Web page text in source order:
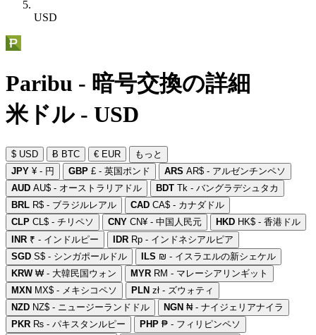
USD
Paribu - 暗号交換の詳細
米ドル - USD
$ USD Ƀ BTC € EUR
もっと
JPY ¥ - 円 GBP £ - 英国ポンド ARS AR$ - アルゼンチンペソ
AUD AU$ - オーストラリアドル BDT Tk - バングラデシュタカ
BRL R$ - ブラジルレアル CAD CA$ - カナダドル
CLP CL$ - チリペソ CNY CN¥ - 中国人民元 HKD HK$ - 香港ドル
INR ₹ - インドルピー IDR Rp - インドネシアルピア
SGD S$ - シンガポールドル ILS ₪ - イスラエルの新シェケル
KRW₩ - 大韓民国ウォン MYR RM - マレーシアリンギット
MXN MX$ - メキシコペソ PLN zł - ズウォティ
NZD NZ$ - ニュージーランドドル NGN ₦ - ナイジェリアナイラ
PKR ₨ - パキスタンルピー PHP ₱ - フィリピンペソ